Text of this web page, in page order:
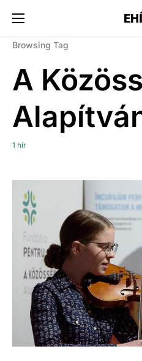
Browsing Tag
A
1 hír